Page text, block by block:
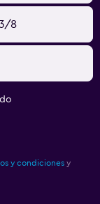
8
y condiciones y